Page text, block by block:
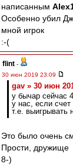
написанным
Особенно убил
мной игрок
:-(
flint -
30 июн 2019 23:09
gav » 30 июн
у бычар сейчас
у нас, если
т.е. выигрывать
Это было очень
Прости, дружище
8-)